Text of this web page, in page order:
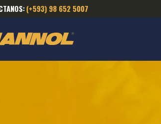
(+593) 98 652 5007